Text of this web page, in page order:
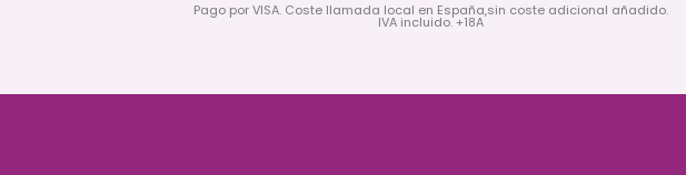
Pago por VISA. Coste llamada local en España,sin coste adicional añadido.
IVA incluido. +18A